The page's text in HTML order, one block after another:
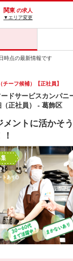
関東 の求人
▼エリア変更
時点の最新情報です
ーフ候補）【正社員】
ドサービスカンパニ
正社員） - 葛飾区
メントに活かそ